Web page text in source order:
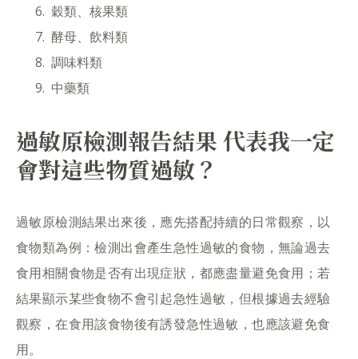
穀類、核果類
酵母、飲料類
調味料類
中藥類
過敏原檢測報告結果 代表我一定
會對這些物質過敏？
過敏原檢測結果出來後，應先搭配持續的日常觀察，以
食物類為例：檢測出會產生急性過敏的食物，無論過去
食用相關食物是否有出現症狀，都應盡量避免食用；若
結果顯示某些食物不會引起急性過敏，但根據過去經驗
觀察，在食用該食物後有誘發急性過敏，也應該避免食
用。